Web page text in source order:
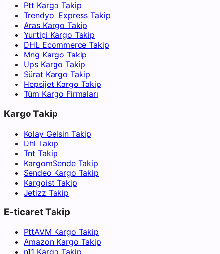
Ptt Kargo Takip
Trendyol Express Takip
Aras Kargo Takip
Yurtiçi Kargo Takip
DHL Ecommerce Takip
Mng Kargo Takip
Ups Kargo Takip
Sürat Kargo Takip
Hepsijet Kargo Takip
Tüm Kargo Firmaları
Kargo Takip
Kolay Gelsin Takip
Dhl Takip
Tnt Takip
KargomSende Takip
Sendeo Kargo Takip
Kargoist Takip
Jetizz Takip
E-ticaret Takip
PttAVM Kargo Takip
Amazon Kargo Takip
n11 Kargo Takip